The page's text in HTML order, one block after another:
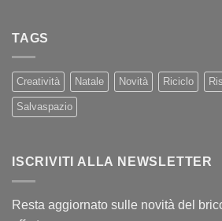
TAGS
Creatività Natale Novità Riciclo
Salvaspazio
ISCRIVITI ALLA NEWSLETTER
Resta aggiornato sulle novità del